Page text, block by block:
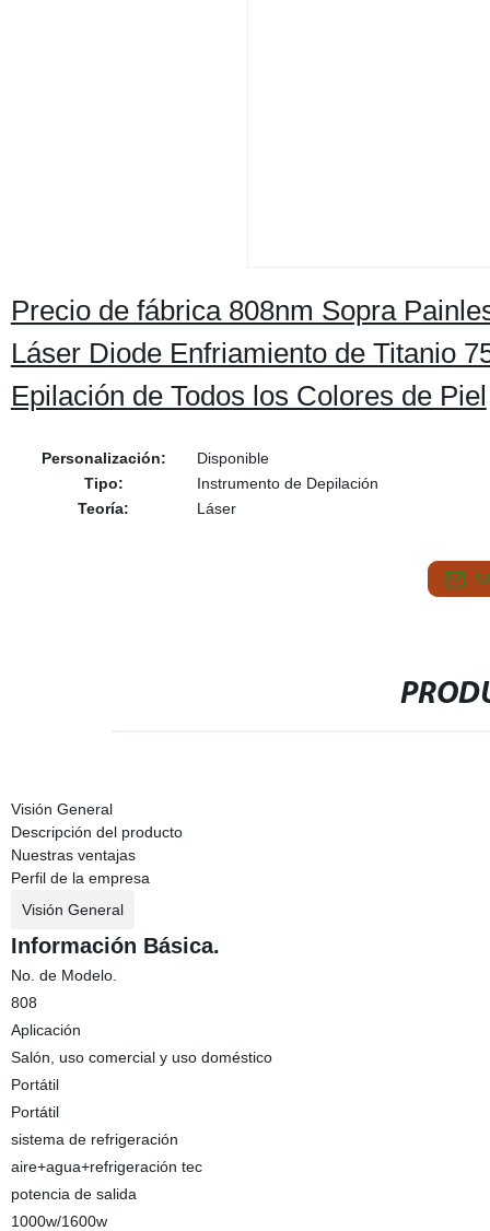
Precio de fábrica 808nm Sopra
Láser Diode Enfriamiento de Titanio
Epilación de Todos los Colores de Piel
Personalización:
Disponible
Tipo:
Instrumento de Depilación
Teoría:
Láser
Visión General
Descripción del producto
Nuestras ventajas
Perfil de la empresa
Visión General
Información Básica.
No. de Modelo.
808
Aplicación
Salón, uso comercial y uso doméstico
Portátil
Portátil
sistema de refrigeración
aire+agua+refrigeración tec
potencia de salida
1000w/1600w